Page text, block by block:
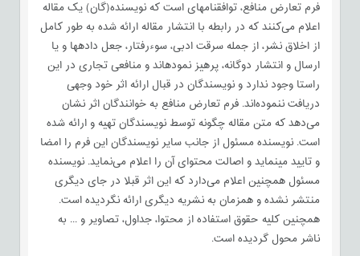
فرم تعارض منافع، توافقنامه‏ای است که نویسنده(گان) یک مقاله
اعلام می‌کنند که در رابطه با انتشار مقاله ارائه شده به طور کامل
از اخلاق نشر، از جمله سرقت ادبی، سوءرفتار، جعل داده‏ها و یا
ارسال و انتشار دوگانه، پرهیز نموده‏اند و منافعی تجاری در این
راستا وجود ندارد و نویسندگان در قبال ارائه اثر خود وجهی
دریافت ننموده‌اند. فرم تعارض منافع به خوانندگان اثر نشان
می‌دهد که متن مقاله چگونه توسط نویسندگان تهیه و ارائه شده
است. نویسنده مسئول از جانب سایر نویسندگان این فرم را امضا
و تایید می‏‏نماید و اصالت محتوای آن را اعلام می‌نماید. نویسنده
مسئول همچنین اعلام می‌دارد که این اثر قبلا در جای دیگری
منتشر نشده و همزمان به نشریه دیگری ارائه نگردیده است.
همچنین کلیه حقوق استفاده از محتوا، جداول، تصاویر و ... به
ناشر محول گردیده است.